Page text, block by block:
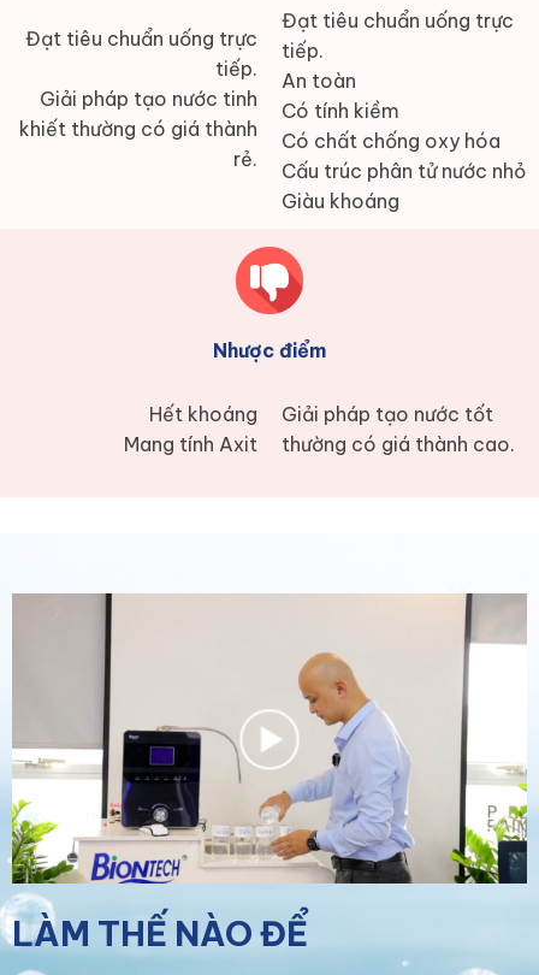
Đạt tiêu chuẩn uống trực
tiếp.
Giải pháp tạo nước tinh
khiết thường có giá thành
rẻ.
Đạt tiêu chuẩn uống trực
tiếp.
An toàn
Có tính kiềm
Có chất chống oxy hóa
Cấu trúc phân tử nước nhỏ
Giàu khoáng
Hết khoáng
Mang tính Axit
Nhược điểm
Giải pháp tạo nước tốt
thường có giá thành cao.
LÀM THẾ NÀO ĐỂ